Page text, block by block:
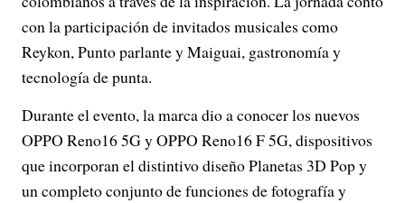
con la participación de invitados musicales como
Reykon, Punto parlante y Maiguai, gastronomía y
tecnología de punta.
Durante el evento, la marca dio a conocer los nuevos
OPPO Reno16 5G y OPPO Reno16 F 5G, dispositivos
que incorporan el distintivo diseño Planetas 3D Pop y
un completo conjunto de funciones de fotografía y